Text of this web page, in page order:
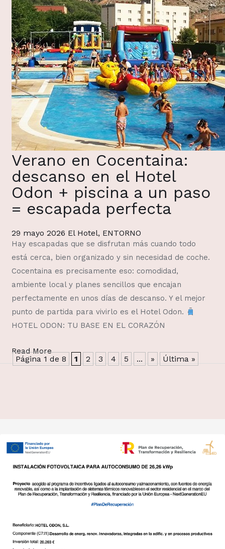
Verano en Cocentaina:
descanso en el Hotel
Odon + piscina a un paso
= escapada perfecta
29 mayo 2026 El Hotel, ENTORNO
Hay escapadas que se disfrutan más cuando todo
está cerca, bien organizado y sin necesidad de coche.
Cocentaina es precisamente eso: comodidad,
ambiente local y planes sencillos que encajan
perfectamente en unos días de descanso. Y el mejor
punto de partida para vivirlo es el Hotel Odon.
HOTEL ODON: TU BASE EN EL CORAZÓN
Read More
Página 1 de 8 1 2 3 4 5 ... » Última »